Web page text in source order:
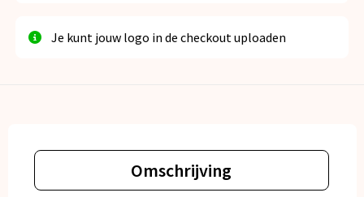
Je kunt jouw logo in de checkout uploaden
Omschrijving